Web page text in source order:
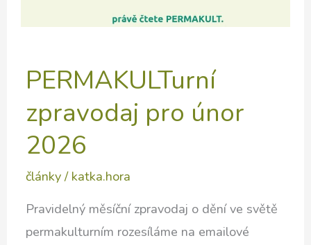
PERMAKULTurní
zpravodaj pro únor
2026
články / katka.hora
Pravidelný měsíční zpravodaj o dění ve světě
permakulturním rozesíláme na emailové